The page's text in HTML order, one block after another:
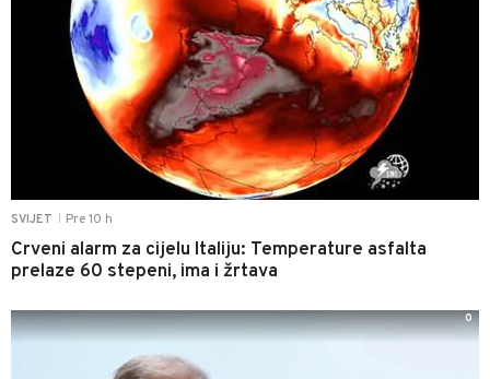
SVIJET Pre 10 h
Crveni alarm za cijelu Italiju: Temperature asfalta
prelaze 60 stepeni, ima i žrtava
0